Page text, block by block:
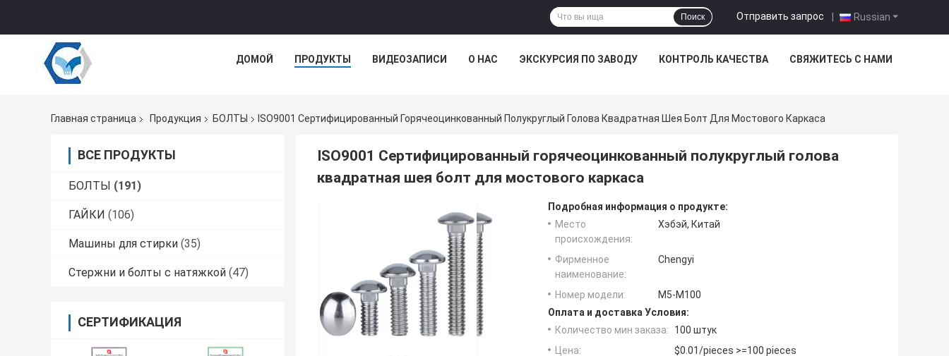
Russian
Отправить запрос |
Поиск
ДОМОЙ ПРОДУКТЫ ВИДЕОЗАПИСИ О НАС ЭКСКУРСИЯ ПО ЗАВОДУ КОНТРОЛЬ КАЧЕСТВА СВЯЖИТЕСЬ С НАМИ
Главная страница Продукция БОЛТЫ ISO9001 Сертифицированный Горячеоцинкованный Полукруглый Голова Квадратная Шея Болт Для Мостового Каркаса
ВСЕ ПРОДУКТЫ
БОЛТЫ (191)
ГАЙКИ (106)
Машины для стирки (35)
Стержни и болты с натяжкой (47)
СЕРТИФИКАЦИЯ
ISO9001 Сертифицированный горячеоцинкованный полукруглый голова
квадратная шея болт для мостового каркаса
Подробная информация о продукте:
Место
происхождения:
Хэбэй, Китай
Фирменное
наименование:
Chengyi
Номер модели:
М5-М100
Оплата и доставка Условия:
Количество мин заказа:
100 штук
Цена:
$0.01/pieces >=100 pieces